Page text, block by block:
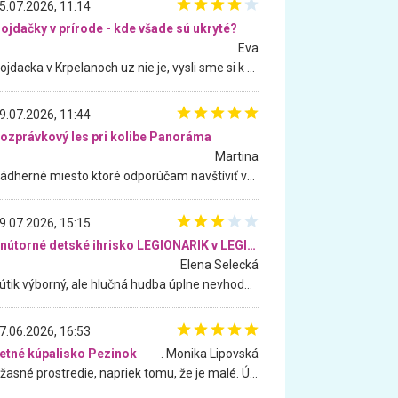
11:14
v prírode - kde všade sú ukryté?
Eva
11:44
les pri kolibe Panoráma
Martina
15:15
Vnútorné detské ihrisko LEGIONARIK v LEGIA Fitness
Elena Selecká
16:53
kúpalisko Pezinok
. Monika Lipovská